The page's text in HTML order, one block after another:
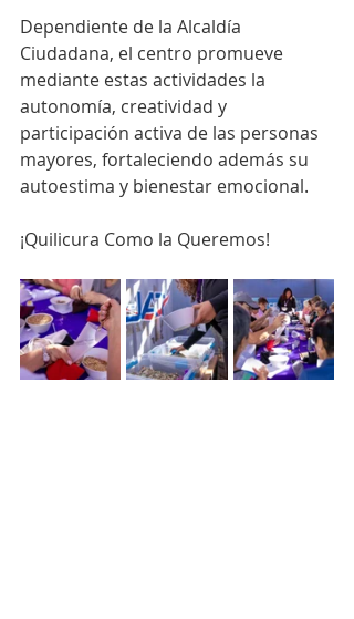
Dependiente de la Alcaldía
Ciudadana, el centro promueve
mediante estas actividades la
autonomía, creatividad y
participación activa de las personas
mayores, fortaleciendo además su
autoestima y bienestar emocional.
¡Quilicura Como la Queremos!